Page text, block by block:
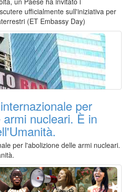
ufficialmente sull'iniziativa per
(ET Embassy Day)
per
nucleari. È in
per l'abolizione delle armi nucleari.